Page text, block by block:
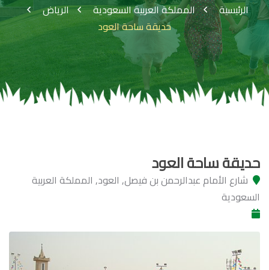
الرئيسية المملكة العربية السعودية
الرياض
حديقة ساحة العود
حديقة ساحة العود
شارع الأمام عبدالرحمن بن فيصل, العود, المملكة العربية
السعودية